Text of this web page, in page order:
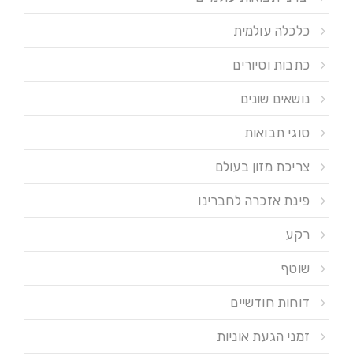
כלכלה עולמית
כתבות וסיורים
נושאים שונים
סוגי תבואות
צריכת מזון בעולם
פינת אזכרה לחברינו
רקע
שוטף
דוחות חודשיים
זמני הגעת אוניות